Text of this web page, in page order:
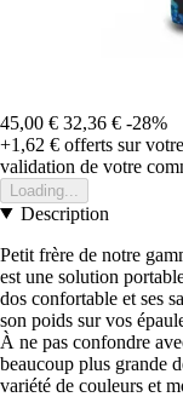
45,00 € 32,36 € -28%
+1,62 € offerts sur
validation de votre
Loading...
Description
Petit frère de notre
est une solution
dos confortable et ses
son poids sur vos
À ne pas confondre
beaucoup plus grande
variété de couleurs et